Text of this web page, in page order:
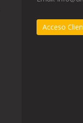
Acceso